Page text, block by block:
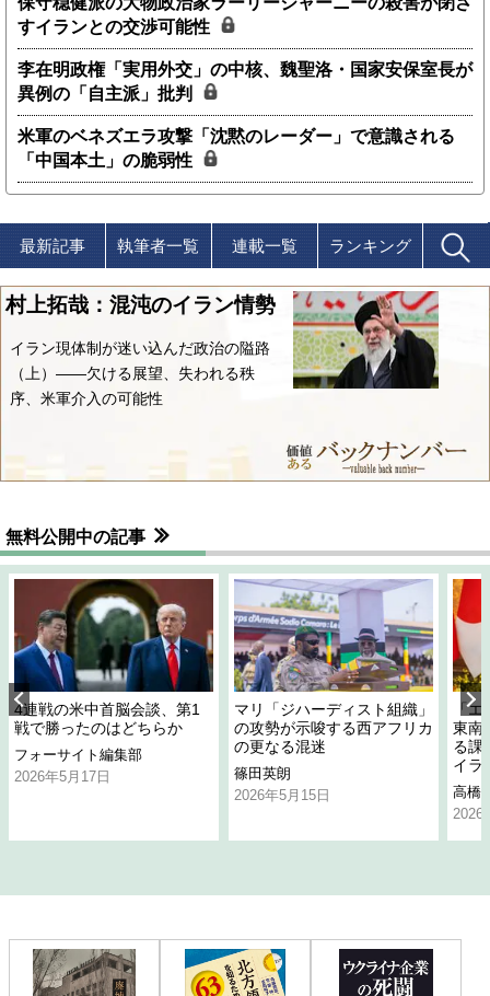
すイランとの交渉可能性
李在明政権「実用外交」の中核、魏聖洛・国家安保室長が
異例の「自主派」批判
米軍のベネズエラ攻撃「沈黙のレーダー」で意識される
「中国本土」の脆弱性
最新記事 執筆者一覧 連載一覧 ランキング
村上拓哉：混沌のイラン情勢
イラン現体制が迷い込んだ政治の隘路
（上）――欠ける展望、失われる秩
序、米軍介入の可能性
無料公開中の記事
4連戦の米中首脳会談、第1
戦で勝ったのはどちらか
フォーサイト編集部
2026年5月17日
マリ「ジハーディスト組織」
の攻勢が示唆する西アフリカ
の更なる混迷
篠田英朗
2026年5月15日
「
東南
る課
イラ
高橋
2026